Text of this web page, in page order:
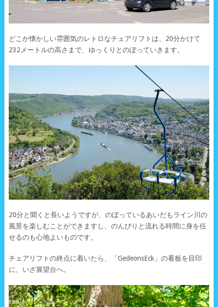
どこか懐かしい雰囲気のレトロなチェアリフトは、20分かけて
232メートルの高さまで、ゆっくりとのぼっていきます。
20分と聞くと長いようですが、のぼっているあいだもライン川の
風景を楽しむことができますし、のんびりと流れる時間に身を任
せるのも心地よいものです。
チェアリフトの終点に着いたら、「GedeonsEck」の看板を目印
に、いざ展望台へ。